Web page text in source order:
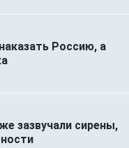
Россию, а
зазвучали сирены,